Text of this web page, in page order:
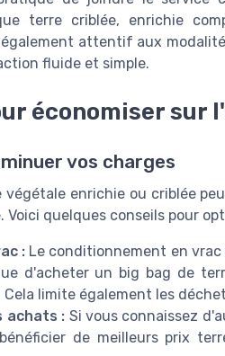
terre criblée, enrichie
attentif aux
fluide et simple.
économiser sur
vos charges
végétale enrichie ou criblée
Voici quelques conseils pour
:Le conditionnement en vrac
d'acheter un big bag de
limite également les
achats : Si vous connaissez
de meilleurs prix